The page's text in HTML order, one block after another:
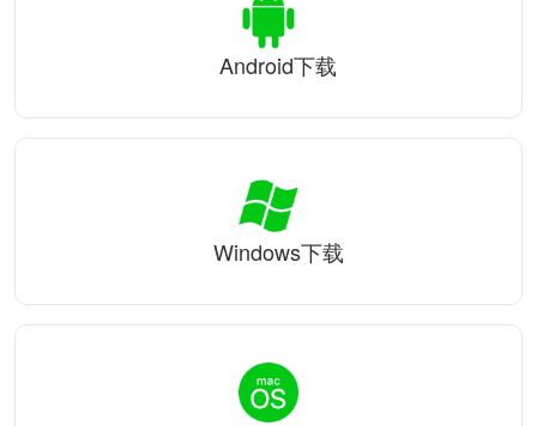
Android下载
Windows下载